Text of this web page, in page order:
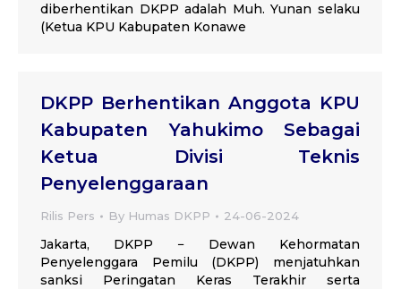
diberhentikan DKPP adalah Muh. Yunan selaku
(Ketua KPU Kabupaten Konawe
DKPP Berhentikan Anggota KPU
Kabupaten Yahukimo Sebagai
Ketua Divisi Teknis
Penyelenggaraan
Rilis Pers By Humas DKPP 24-06-2024
Jakarta, DKPP − Dewan Kehormatan
Penyelenggara Pemilu (DKPP) menjatuhkan
sanksi Peringatan Keras Terakhir serta